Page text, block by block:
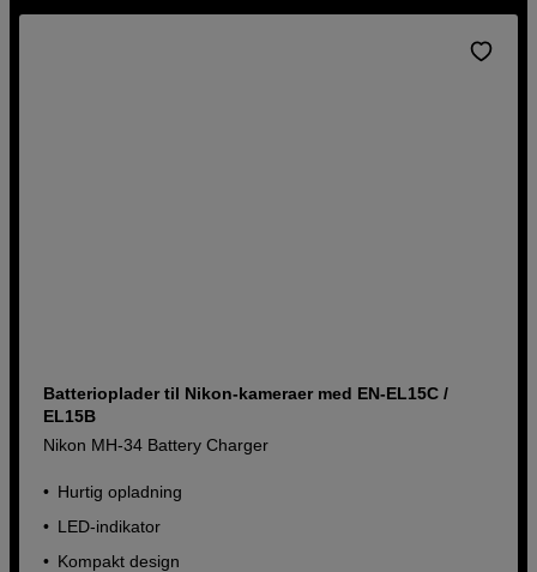
Batterioplader til Nikon-kameraer med EN-EL15C /
EL15B
Nikon MH-34 Battery Charger
Hurtig opladning
LED-indikator
Kompakt design